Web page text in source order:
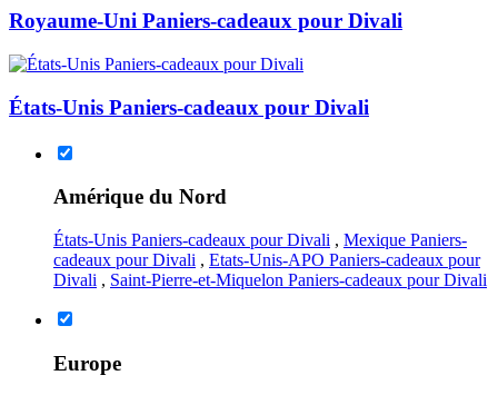
Royaume-Uni Paniers-cadeaux pour Divali
États-Unis Paniers-cadeaux pour Divali
Amérique du Nord
États-Unis Paniers-cadeaux pour Divali , Mexique Paniers-
cadeaux pour Divali , Etats-Unis-APO Paniers-cadeaux pour
Divali , Saint-Pierre-et-Miquelon Paniers-cadeaux pour Divali
Europe